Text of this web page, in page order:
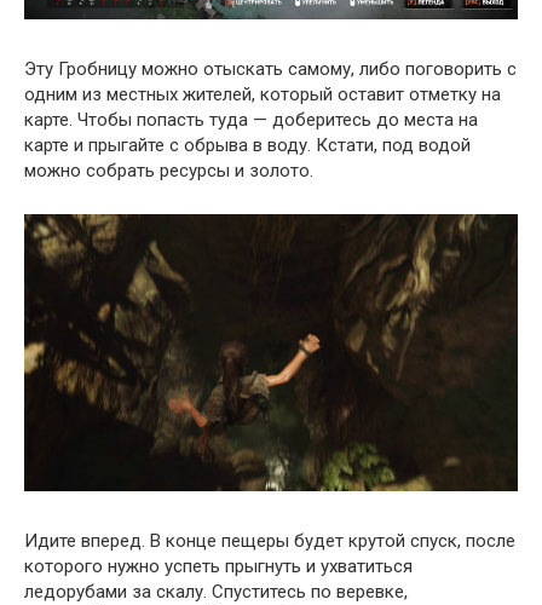
Эту Гробницу можно отыскать самому, либо поговорить с
одним из местных жителей, который оставит отметку на
карте. Чтобы попасть туда — доберитесь до места на
карте и прыгайте с обрыва в воду. Кстати, под водой
можно собрать ресурсы и золото.
Идите вперед. В конце пещеры будет крутой спуск, после
которого нужно успеть прыгнуть и ухватиться
ледорубами за скалу. Спуститесь по веревке,